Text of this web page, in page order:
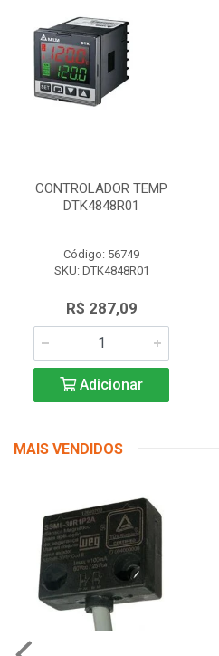
CONTROLADOR TEMP
DTK4848R01
Código: 56749
SKU: DTK4848R01
R$ 287,09
Adicionar
MAIS VENDIDOS